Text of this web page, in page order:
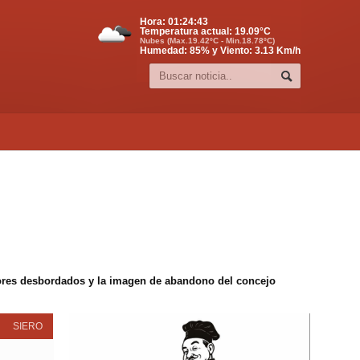
Hora: 01:24:44
Temperatura actual: 19.09°C
Nubes (Max.19.42ºC - Min.18.78ºC)
Humedad: 85% y Viento: 3.13 Km/h
desbordados y la imagen de abandono del concejo
SIERO